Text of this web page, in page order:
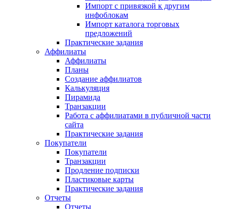
Импорт с привязкой к другим
инфоблокам
Импорт каталога торговых
предложений
Практические задания
Аффилиаты
Аффилиаты
Планы
Создание аффилиатов
Калькуляция
Пирамида
Транзакции
Работа с аффилиатами в публичной части
сайта
Практические задания
Покупатели
Покупатели
Транзакции
Продление подписки
Пластиковые карты
Практические задания
Отчеты
Отчеты